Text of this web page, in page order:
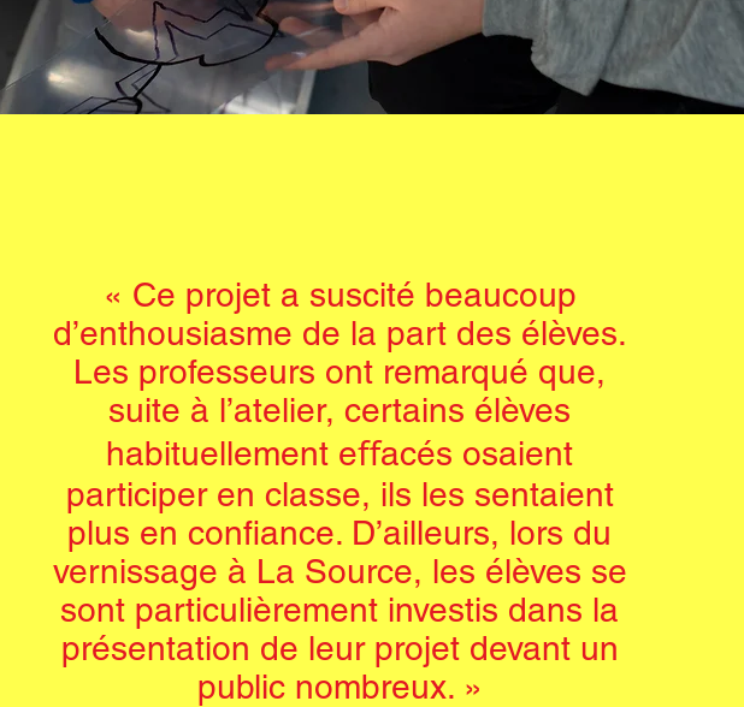
« Ce projet a suscité beaucoup
d’enthousiasme de la part des élèves.
Les professeurs ont remarqué que,
suite à l’atelier, certains élèves
habituellement eﬀacés osaient
participer en classe, ils les sentaient
plus en conﬁance. D’ailleurs, lors du
vernissage à La Source, les élèves se
sont particulièrement investis dans la
présentation de leur projet devant un
public nombreux. »